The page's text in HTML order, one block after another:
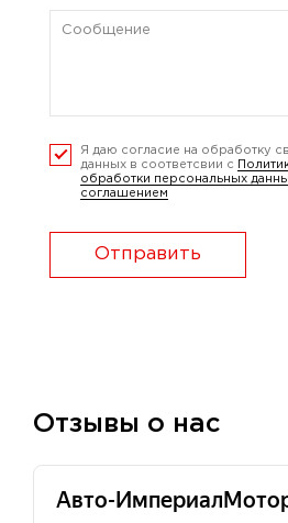
Я даю согласие на обработку
данных в соответсвии с
обработки персональных
соглашением
Отправить
Отзывы о нас